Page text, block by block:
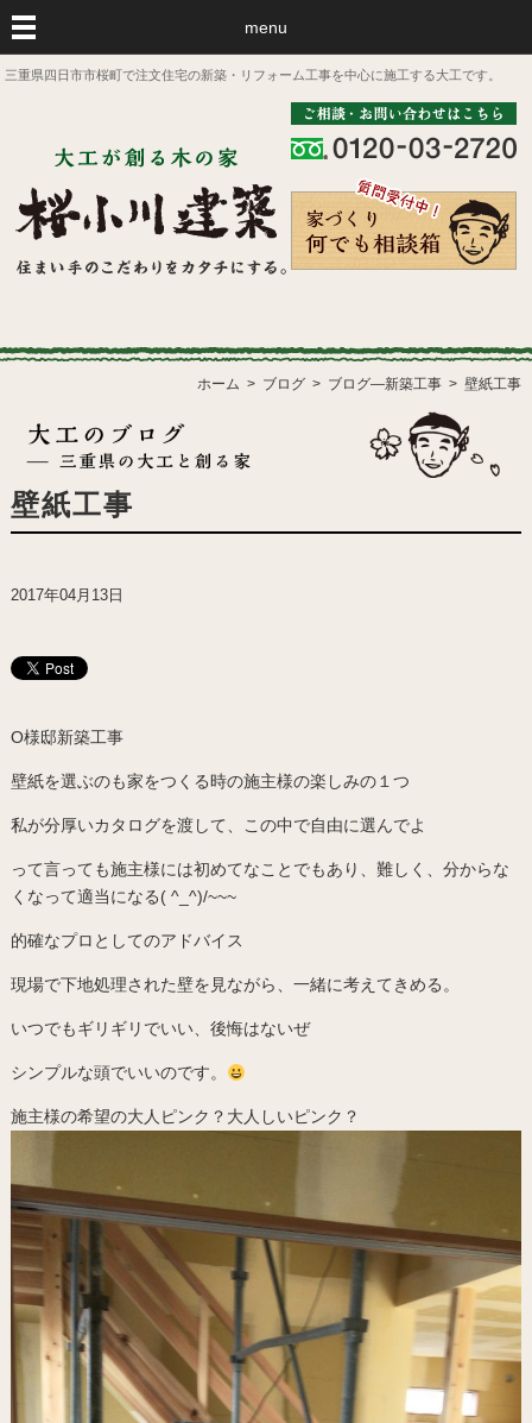
menu
三重県四日市市桜町で注文住宅の新築・リフォーム工事を中心に施工する大工です。
ホーム ブログ ブログ―新築工事 壁紙工事
壁紙工事
2017年04月13日
O様邸新築工事
壁紙を選ぶのも家をつくる時の施主様の楽しみの１つ
私が分厚いカタログを渡して、この中で自由に選んでよ
って言っても施主様には初めてなことでもあり、難しく、分からな
くなって適当になる( ^_^)/~~~
的確なプロとしてのアドバイス
現場で下地処理された壁を見ながら、一緒に考えてきめる。
いつでもギリギリでいい、後悔はないぜ
シンプルな頭でいいのです。
施主様の希望の大人ピンク？大人しいピンク？